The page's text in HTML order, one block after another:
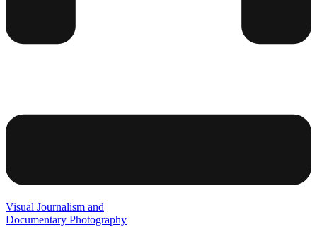
Visual Journalism and
Documentary Photography